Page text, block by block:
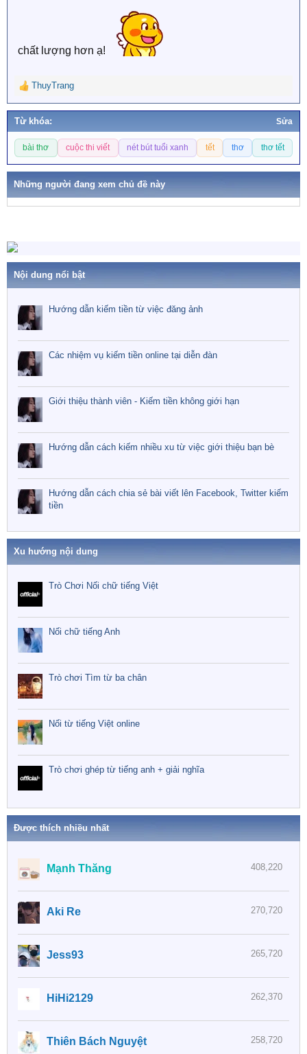
chất lượng hơn ạ!
R
e
a
c
t
o
s
ThuyTrang
Từ khóa: Sửa
k
ó
a
bài thơ cuộc thi viết nét bút tuổi xanh tết thơ thơ tết
Những người đang xem chủ đề này
Nội dung nổi bật
Hướng dẫn kiếm tiền từ việc đăng ảnh
Các nhiệm vụ kiếm tiền online tại diễn đàn
Giới thiệu thành viên - Kiếm tiền không giới hạn
Hướng dẫn cách kiếm nhiều xu từ việc giới thiệu bạn bè
Hướng dẫn cách chia sẻ bài viết lên Facebook, Twitter kiếm
tiền
Xu hướng nội dung
Trò Chơi Nối chữ tiếng Việt
Nối chữ tiếng Anh
Trò chơi Tìm từ ba chân
Nối từ tiếng Việt online
Trò chơi ghép từ tiếng anh + giải nghĩa
Được thích nhiều nhất
408,220
Mạnh Thăng
270,720
Aki Re
265,720
Jess93
262,370
HiHi2129
258,720
Thiên Bách Nguyệt